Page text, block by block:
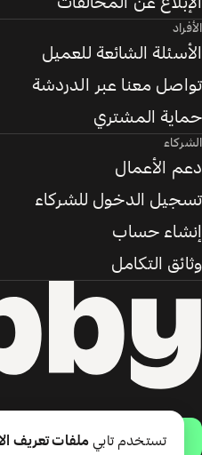
حمّل
الأفراد
الأسئلة الشائعة للعميل
تواصل معنا عبر الدردشة
حماية المشتري
الشركاء
دعم الأعمال
تسجيل الدخول للشركاء
إنشاء حساب
وثائق التكامل
تستخدم تابي ملفات تعريف